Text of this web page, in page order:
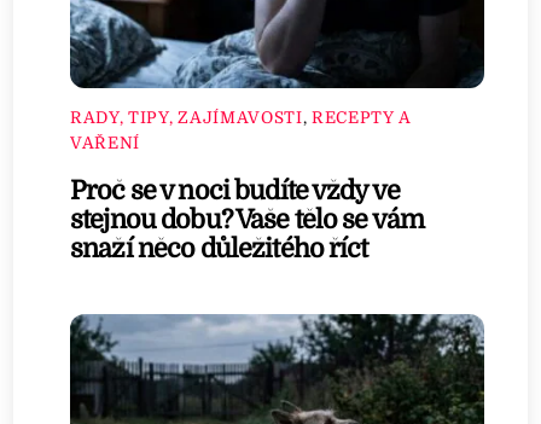
RADY, TIPY, ZAJÍMAVOSTI, RECEPTY A
VAŘENÍ
Proč se v noci budíte vždy ve
stejnou dobu? Vaše tělo se vám
snaží něco důležitého říct